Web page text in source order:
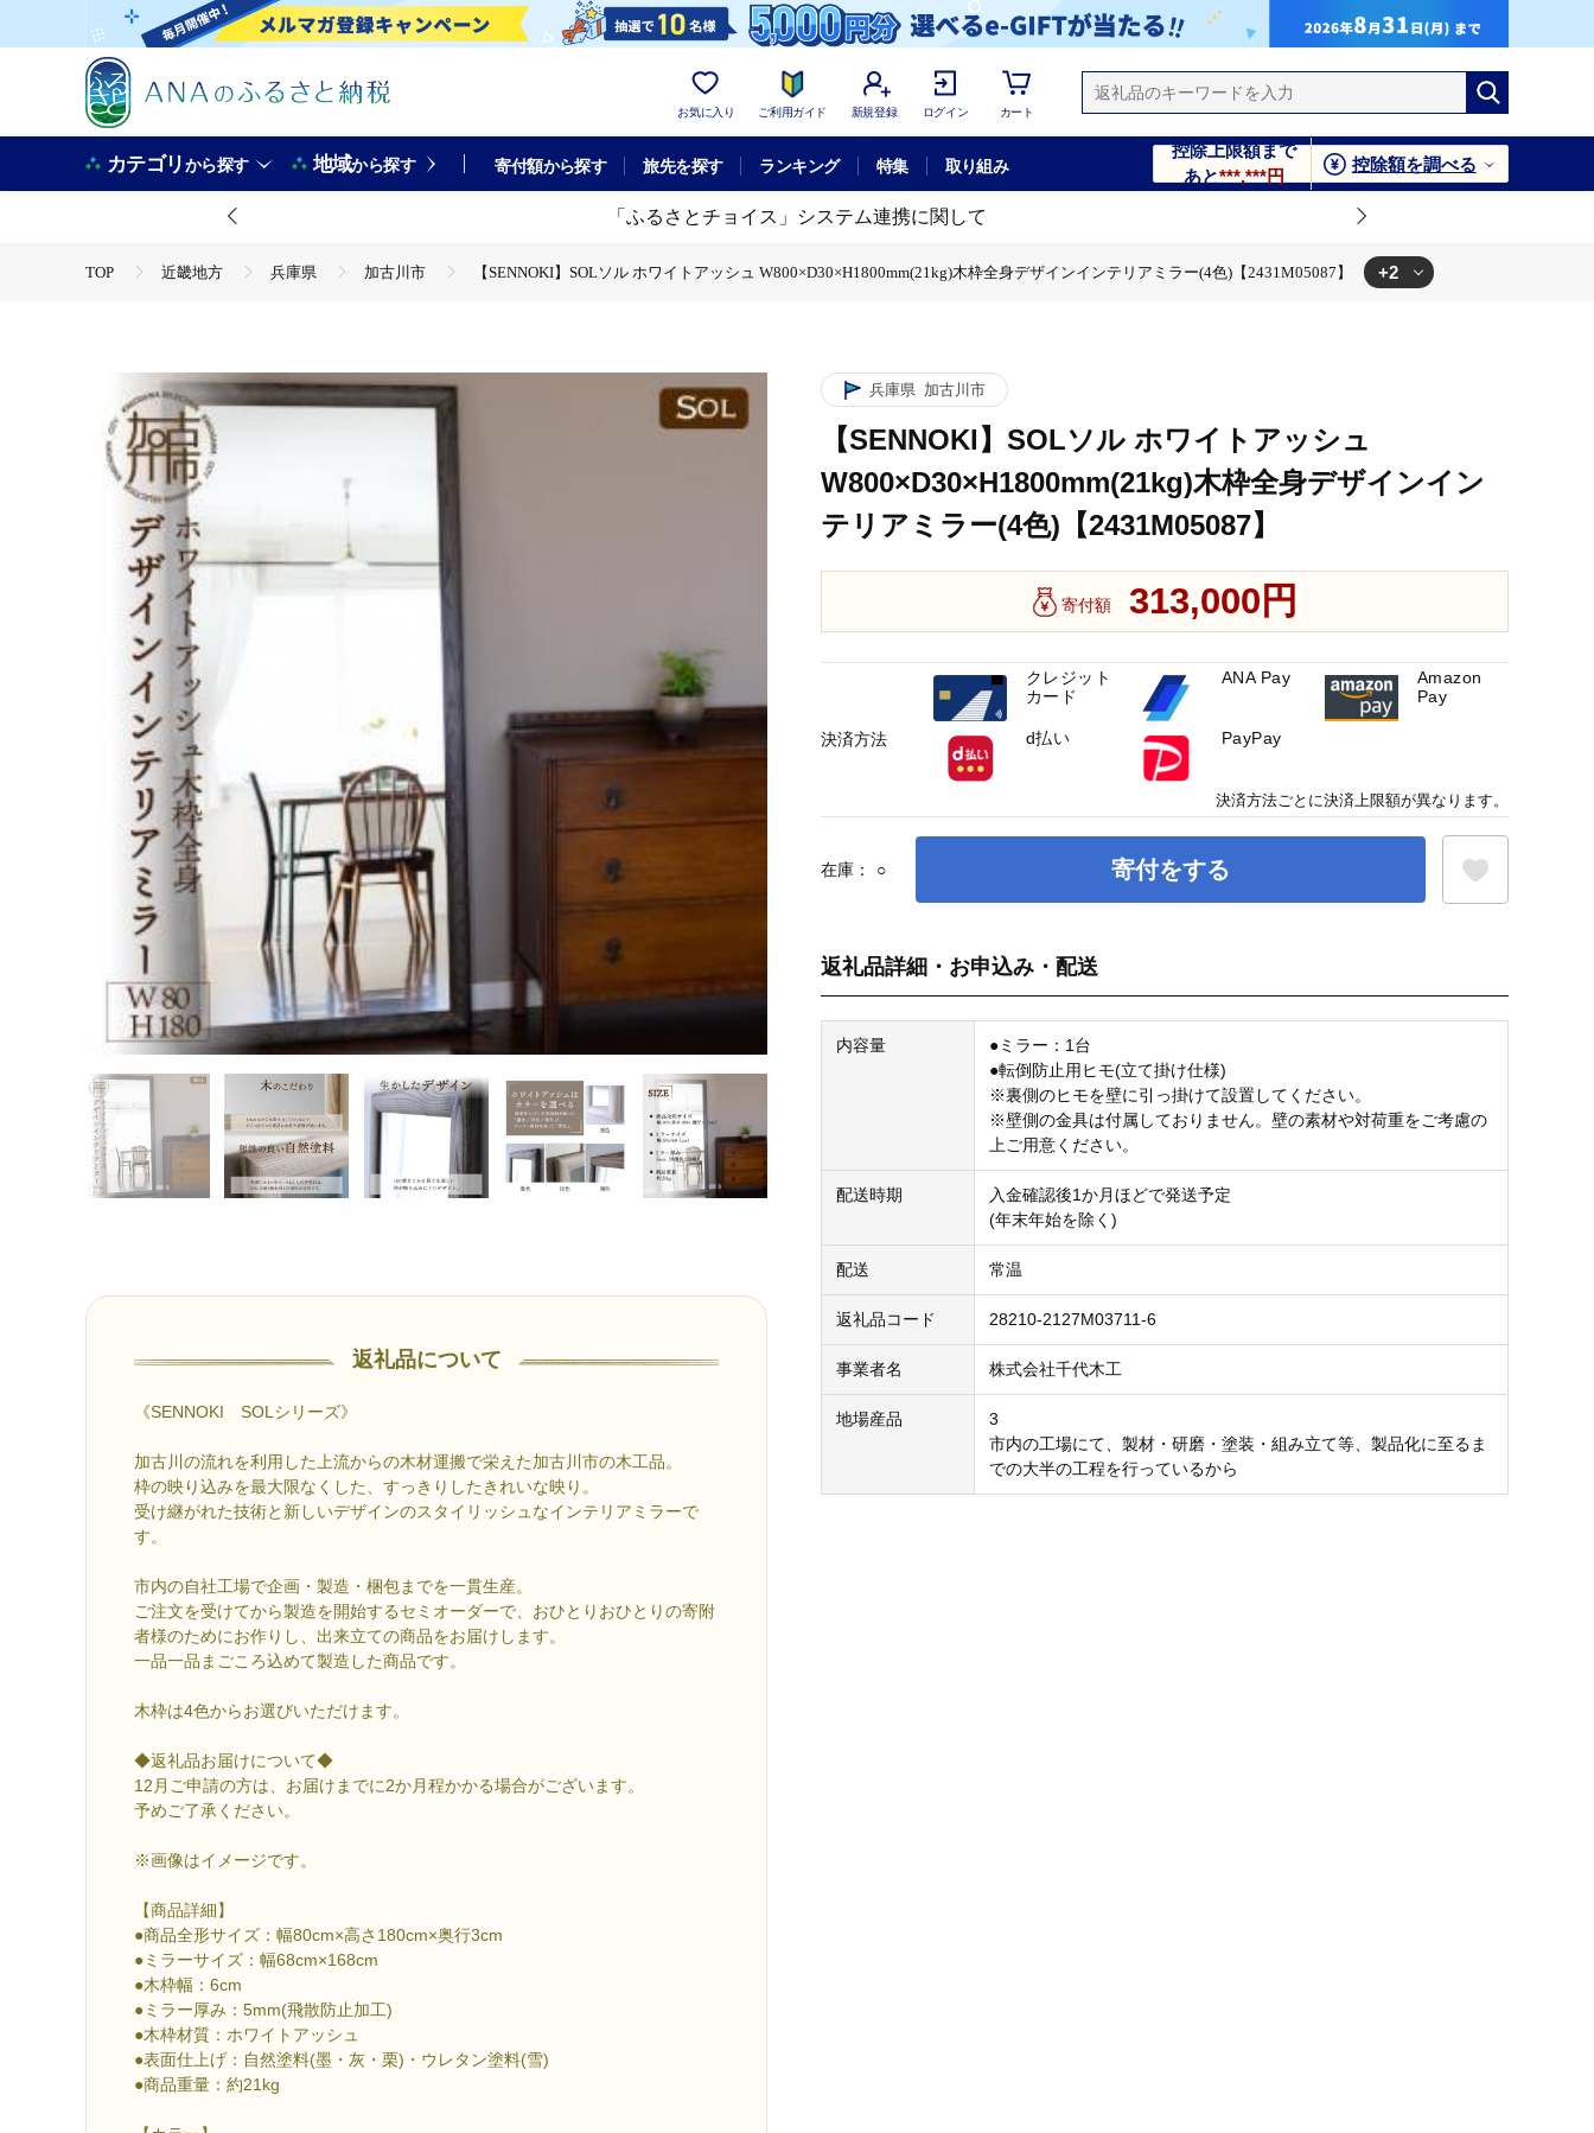
お気に入り ご利用ガイド 新規登録 ログイン カート
カテゴリから探す 地域から探す 寄付額から探す 旅先を探す ランキング 特集 取り組み
控除上限額まで
あと***,***円
控除額を調べる
「ふるさとチョイス」システム連携に関して
TOP 近畿地方 兵庫県 加古川市 【SENNOKI】SOLソル ホワイトアッシュ W800×D30×H1800mm(21kg)木枠全身デザインインテリアミラー(4色)【2431M05087】 +2
返礼品について
《SENNOKI SOLシリーズ》
加古川の流れを利用した上流からの木材運搬で栄えた加古川市の木工品。
枠の映り込みを最大限なくした、すっきりしたきれいな映り。
受け継がれた技術と新しいデザインのスタイリッシュなインテリアミラーで
す。
市内の自社工場で企画・製造・梱包までを一貫生産。
ご注文を受けてから製造を開始するセミオーダーで、おひとりおひとりの寄附
者様のためにお作りし、出来立ての商品をお届けします。
一品一品まごころ込めて製造した商品です。
木枠は4色からお選びいただけます。
◆返礼品お届けについて◆
12月ご申請の方は、お届けまでに2か月程かかる場合がございます。
予めご了承ください。
※画像はイメージです。
【商品詳細】
●商品全形サイズ：幅80cm×高さ180cm×奥行3cm
●ミラーサイズ：幅68cm×168cm
●木枠幅：6cm
●ミラー厚み：5mm(飛散防止加工)
●木枠材質：ホワイトアッシュ
●表面仕上げ：自然塗料(墨・灰・栗)・ウレタン塗料(雪)
●商品重量：約21kg
兵庫県 加古川市
【SENNOKI】SOLソル ホワイトアッシュ
W800×D30×H1800mm(21kg)木枠全身デザインイン
テリアミラー(4色)【2431M05087】
寄付額 313,000円
在庫： ○ 寄付をする
返礼品詳細・お申込み・配送
内容量
●ミラー：1台
●転倒防止用ヒモ(立て掛け仕様)
※裏側のヒモを壁に引っ掛けて設置してください。
※壁側の金具は付属しておりません。壁の素材や対荷重をご考慮の
上ご用意ください。
配送時期
入金確認後1か月ほどで発送予定
(年末年始を除く)
配送 常温
返礼品コード 28210-2127M03711-6
事業者名 株式会社千代木工
地場産品
3
市内の工場にて、製材・研磨・塗装・組み立て等、製品化に至るま
での大半の工程を行っているから
決済方法
クレジット
カード
ANA Pay
Amazon
Pay
d払い PayPay
決済方法ごとに決済上限額が異なります。